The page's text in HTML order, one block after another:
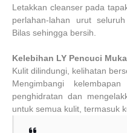
Letakkan cleanser pada
perlahan-lahan urut
Bilas sehingga bersih.
Kelebihan LY Pencuci Muka
Kulit dilindungi, kelihatan
Mengimbangi
penghidratan dan
untuk semua kulit, termasuk